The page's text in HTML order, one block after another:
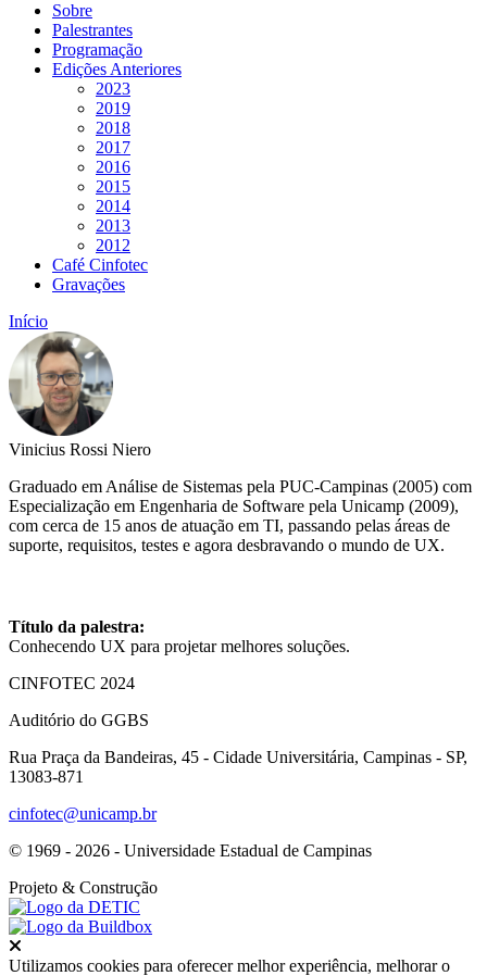
Sobre
Palestrantes
Programação
Edições Anteriores
2023
2019
2018
2017
2016
2015
2014
2013
2012
Café Cinfotec
Gravações
Início
Vinicius Rossi Niero
Graduado em Análise de Sistemas pela PUC-Campinas (2005) com
Especialização em Engenharia de Software pela Unicamp (2009),
com cerca de 15 anos de atuação em TI, passando pelas áreas de
suporte, requisitos, testes e agora desbravando o mundo de UX.
Título da palestra:
Conhecendo UX para projetar melhores soluções.
CINFOTEC 2024
Auditório do GGBS
Rua Praça da Bandeiras, 45 - Cidade Universitária, Campinas - SP,
13083-871
cinfotec@unicamp.br
© 1969 - 2026 - Universidade Estadual de Campinas
Projeto & Construção
Utilizamos cookies para oferecer melhor experiência, melhorar o